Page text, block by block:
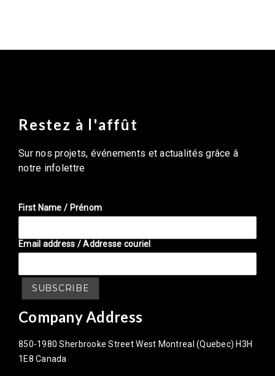
Restez à l'affût
Sur nos projets, événements et actualités grâce â
notre infolettre
First Name / Prénom
Email address / Addresse couriel
Company Address
850-1980 Sherbrooke Street West Montreal (Quebec) H3H
1E8 Canada